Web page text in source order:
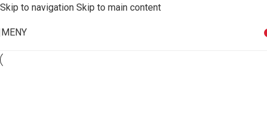
Skip to navigation Skip to main content
MENY